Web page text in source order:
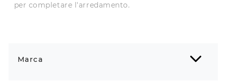
Marca
per completare l'arredamento.